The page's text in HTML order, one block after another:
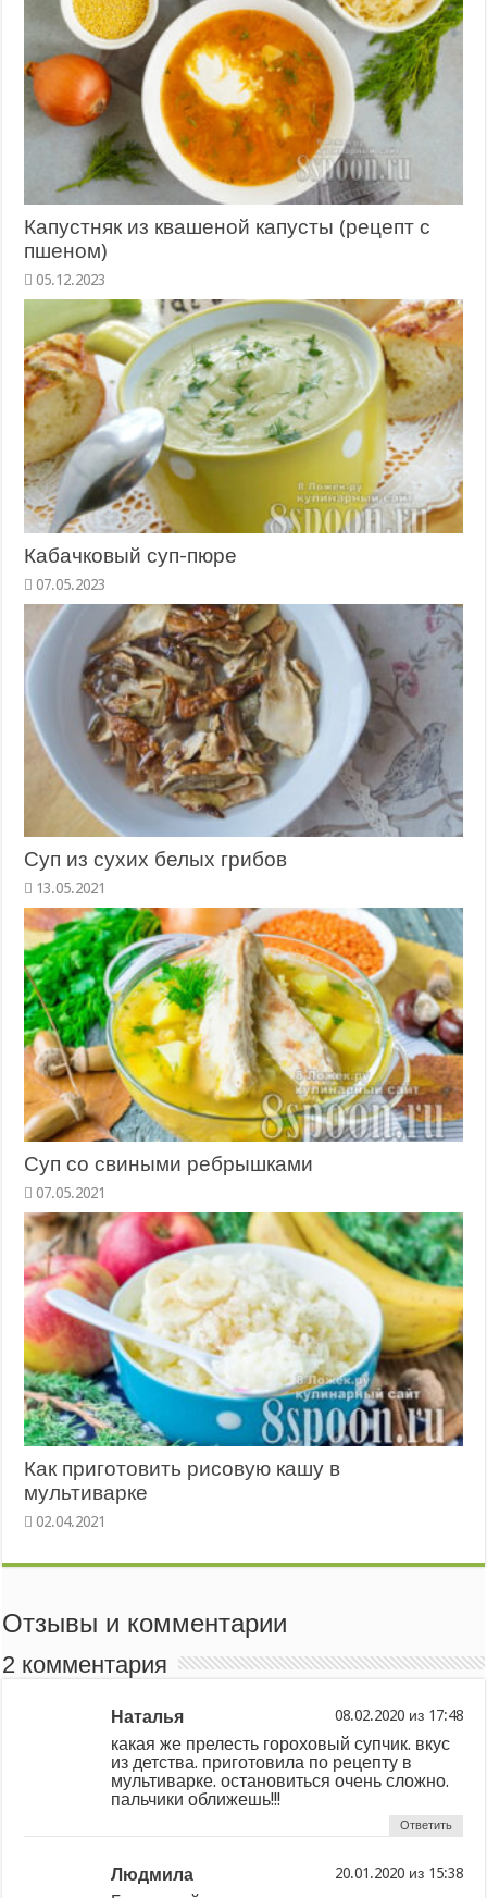
Капустняк из квашеной капусты (рецепт с
пшеном)
Кабачковый суп-пюре
Суп из сухих белых грибов
Суп со свиными ребрышками
Как приготовить рисовую кашу в
мультиварке
Отзывы и комментарии
2 комментария
Наталья из
какая же прелесть гороховый супчик. вкус
из детства. приготовила по рецепту в
мультиварке. остановиться очень сложно.
пальчики оближешь!!!
Ответить
Людмила из